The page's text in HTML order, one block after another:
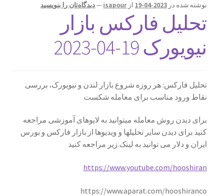
نوشته شده در 2023-04-19 ازisapour
—دیدگاه‌تان را بنویسید
تحلیل فارکس بازار
نیویورک 19-04-2023
تحلیل فارکس: هر روزه شروع بازار لندن و نیویورک، بررسی
نقاط ورود مناسب برای معامله شکست
برای دیدن روش معامله میتوانید به لایوهای آموزشی مراجعه
کنید برای دیدن سایر تحلیلها و ویدیوها از بازار فارکس و بورس
ایران و دلار می توانید به لینک زیر مراجعه کنید
https://www.youtube.com/hooshiran
https://www.aparat.com/hooshiranco